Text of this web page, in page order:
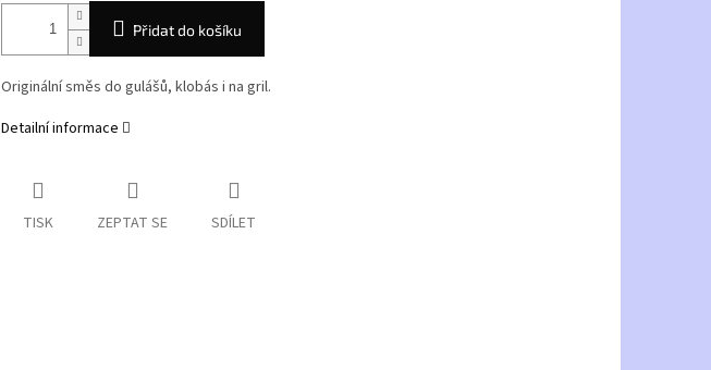
Přidat do košíku
Originální směs do gulášů, klobás i na gril.
Detailní informace
TISK ZEPTAT SE SDÍLET